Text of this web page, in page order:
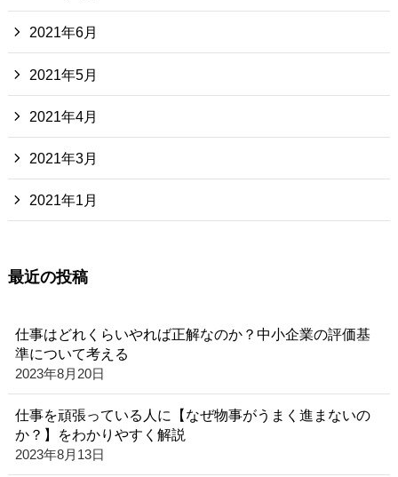
2021年6月
2021年5月
2021年4月
2021年3月
2021年1月
最近の投稿
仕事はどれくらいやれば正解なのか？中小企業の評価基
準について考える
2023年8月20日
仕事を頑張っている人に【なぜ物事がうまく進まないの
か？】をわかりやすく解説
2023年8月13日